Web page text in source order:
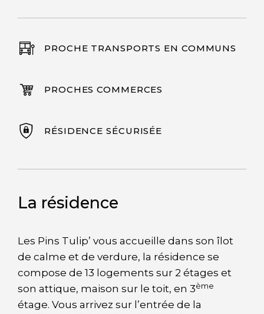
PROCHE TRANSPORTS EN COMMUNS
PROCHES COMMERCES
RÉSIDENCE SÉCURISÉE
La résidence
Les Pins Tulip’ vous accueille dans son îlot
de calme et de verdure, la résidence se
compose de 13 logements sur 2 étages et
son attique, maison sur le toit, en 3ème
étage. Vous arrivez sur l’entrée de la